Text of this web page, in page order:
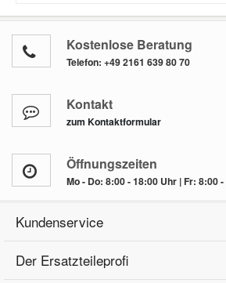
Kostenlose Beratung
Telefon: +49 2161 639 80 70
Kontakt
zum Kontaktformular
Öffnungszeiten
Mo - Do: 8:00 - 18:00 Uhr | Fr: 8:00
Kundenservice
Der Ersatzteileprofi